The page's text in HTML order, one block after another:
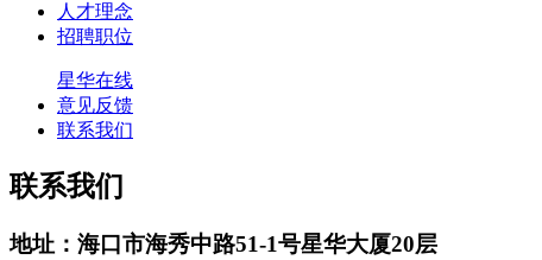
人才理念
招聘职位
星华在线
意见反馈
联系我们
联系我们
地址：海口市海秀中路51-1号星华大厦20层